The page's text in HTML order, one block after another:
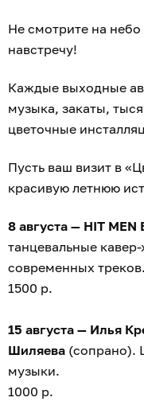
Не смотрите на
навстречу!
Каждые выходные
музыка, закаты,
цветочные
Пусть ваш визит в
красивую летнюю
8 августа — HIT MEN
танцевальные
современных треков.
1500 р.
15 августа — Илья
Шиляева (сопрано).
музыки.
1000 р.